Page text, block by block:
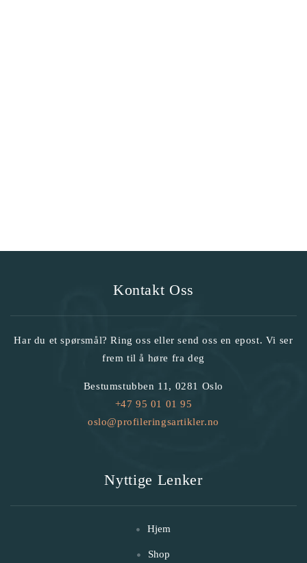
Kontakt Oss
Har du et spørsmål? Ring oss eller send oss en epost. Vi ser
frem til å høre fra deg
Bestumstubben 11, 0281 Oslo
+47 95 01 01 95
oslo@profileringsartikler.no
Nyttige Lenker
Hjem
Shop